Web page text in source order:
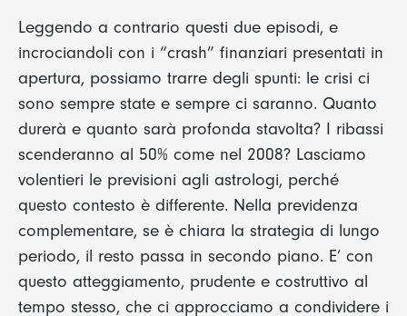
Leggendo a contrario questi due episodi, e
incrociandoli con i “crash” finanziari presentati in
apertura, possiamo trarre degli spunti: le crisi ci
sono sempre state e sempre ci saranno. Quanto
durerà e quanto sarà profonda stavolta? I ribassi
scenderanno al 50% come nel 2008? Lasciamo
volentieri le previsioni agli astrologi, perché
questo contesto è differente. Nella previdenza
complementare, se è chiara la strategia di lungo
periodo, il resto passa in secondo piano. E’ con
questo atteggiamento, prudente e costruttivo al
tempo stesso, che ci approcciamo a condividere i